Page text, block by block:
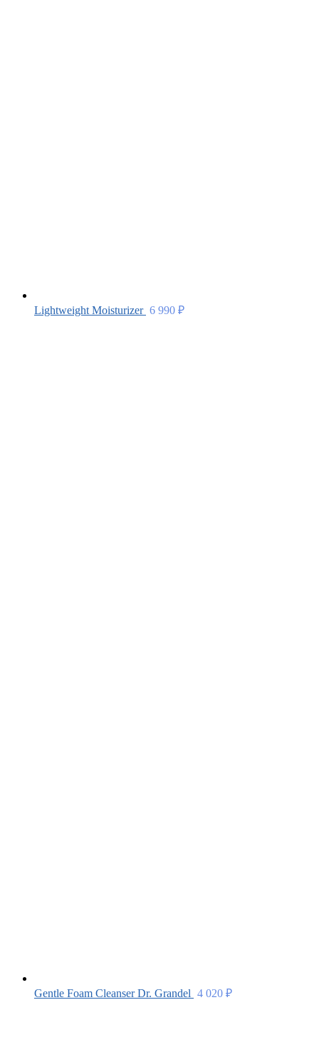
Lightweight Moisturizer 6 990 ₽
Gentle Foam Cleanser Dr. Grandel 4 020 ₽